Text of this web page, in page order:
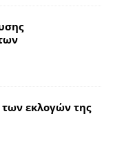
εκλογών της